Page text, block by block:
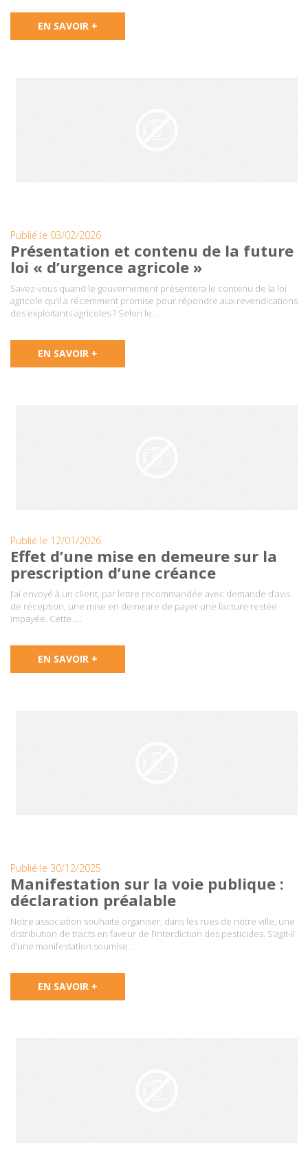
EN SAVOIR +
Publié le 03/02/2026
Présentation et contenu de la future
loi « d’urgence agricole »
Savez-vous quand le gouvernement présentera le contenu de la loi
agricole qu’il a récemment promise pour répondre aux revendications
des exploitants agricoles ? Selon le ….
EN SAVOIR +
Publié le 12/01/2026
Effet d’une mise en demeure sur la
prescription d’une créance
J’ai envoyé à un client, par lettre recommandée avec demande d’avis
de réception, une mise en demeure de payer une facture restée
impayée. Cette ….
EN SAVOIR +
Publié le 30/12/2025
Manifestation sur la voie publique :
déclaration préalable
Notre association souhaite organiser, dans les rues de notre ville, une
distribution de tracts en faveur de l’interdiction des pesticides. S’agit-il
d’une manifestation soumise ….
EN SAVOIR +